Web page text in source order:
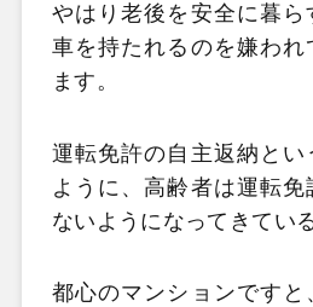
やはり老後を安全に暮ら
車を持たれるのを嫌われ
ます。
運転免許の自主返納とい
ように、高齢者は運転免
ないようになってきてい
都心のマンションですと